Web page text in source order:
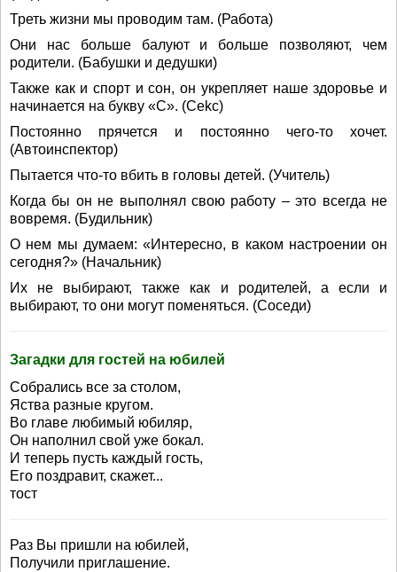
Треть жизни мы проводим там. (Работа)
Они нас больше балуют и больше позволяют, чем
родители. (Бабушки и дедушки)
Также как и спорт и сон, он укрепляет наше здоровье и
начинается на букву «С». (Сеkc)
Постоянно прячется и постоянно чего-то хочет.
(Автоинспектор)
Пытается что-то вбить в головы детей. (Учитель)
Когда бы он не выполнял свою работу – это всегда не
вовремя. (Будильник)
О нем мы думаем: «Интересно, в каком настроении он
сегодня?» (Начальник)
Их не выбирают, также как и родителей, а если и
выбирают, то они могут поменяться. (Соседи)
Загадки для гостей на юбилей
Собрались все за столом,
Яства разные кругом.
Во главе любимый юбиляр,
Он наполнил свой уже бокал.
И теперь пусть каждый гость,
Его поздравит, скажет...
тост
Раз Вы пришли на юбилей,
Получили приглашение.